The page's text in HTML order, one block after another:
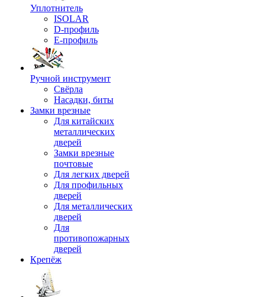
Уплотнитель
ISOLAR
D-профиль
Е-профиль
Ручной инструмент
Свёрла
Насадки, биты
Замки врезные
Для китайских
металлических
дверей
Замки врезные
почтовые
Для легких дверей
Для профильных
дверей
Для металлических
дверей
Для
противопожарных
дверей
Крепёж